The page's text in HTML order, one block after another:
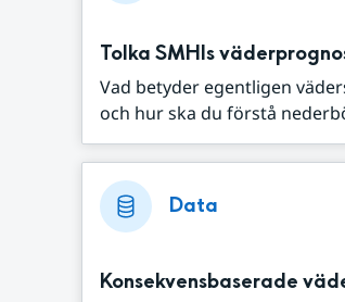
Tolka SMHIs
Vad betyder egentligen
och hur ska du förstå
Data
Konsekvensbaserade